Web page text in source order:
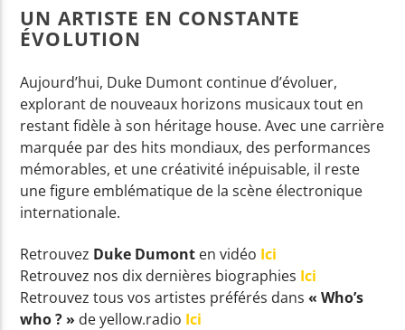
UN ARTISTE EN CONSTANTE
ÉVOLUTION
Aujourd’hui, Duke Dumont continue d’évoluer,
explorant de nouveaux horizons musicaux tout en
restant fidèle à son héritage house. Avec une carrière
marquée par des hits mondiaux, des performances
mémorables, et une créativité inépuisable, il reste
une figure emblématique de la scène électronique
internationale.
Retrouvez Duke Dumont en vidéo Ici
Retrouvez nos dix dernières biographies Ici
Retrouvez tous vos artistes préférés dans« Who’s
who ? » de yellow.radio Ici